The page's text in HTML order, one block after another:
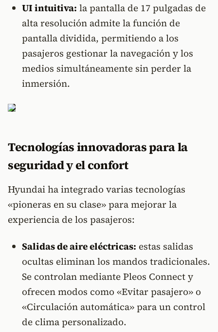
UI intuitiva: la pantalla de 17 pulgadas de
alta resolución admite la función de
pantalla dividida, permitiendo a los
pasajeros gestionar la navegación y los
medios simultáneamente sin perder la
inmersión.
Tecnologías innovadoras para la
seguridad y el confort
Hyundai ha integrado varias tecnologías
«pioneras en su clase» para mejorar la
experiencia de los pasajeros:
Salidas de aire eléctricas: estas salidas
ocultas eliminan los mandos tradicionales.
Se controlan mediante Pleos Connect y
ofrecen modos como «Evitar pasajero» o
«Circulación automática» para un control
de clima personalizado.